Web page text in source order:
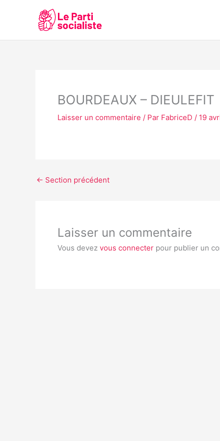
BOURDEAUX – DIEULEFIT
Laisser un commentaire / Par FabriceD / 19
← Section précédent
Laisser un commentaire
Vous devez vous connecter pour publier un